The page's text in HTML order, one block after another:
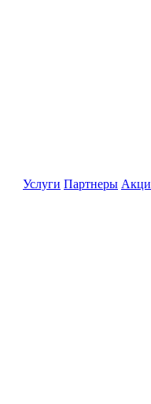
Услуги Партнеры